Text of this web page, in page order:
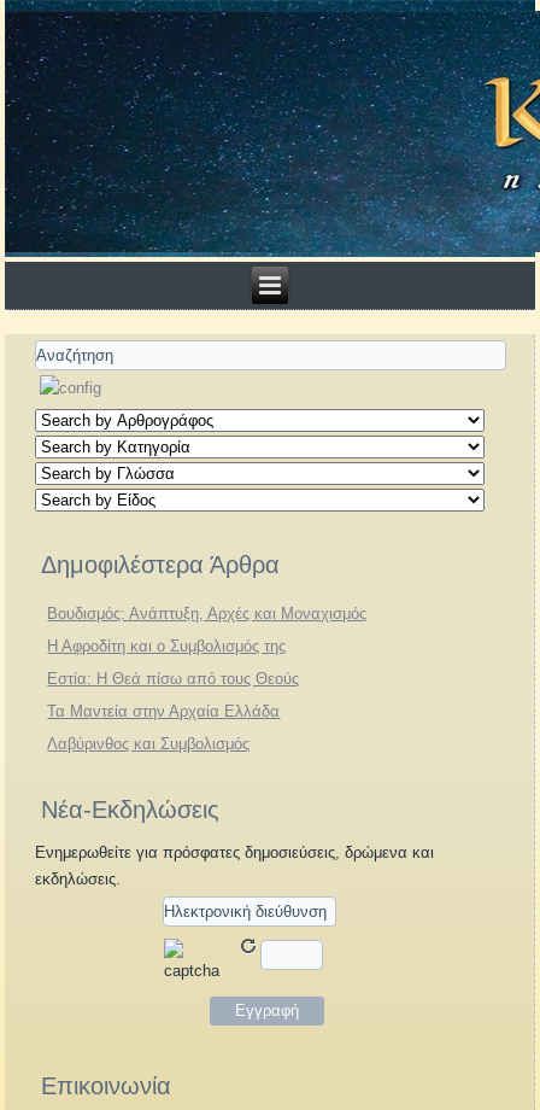
Δημοφιλέστερα Άρθρα
Βουδισμός: Ανάπτυξη, Αρχές και Μοναχισμός
Η Αφροδίτη και ο Συμβολισμός της
Εστία: Η Θεά πίσω από τους Θεούς
Τα Μαντεία στην Αρχαία Ελλάδα
Λαβύρινθος και Συμβολισμός
Νέα-Εκδηλώσεις
Ενημερωθείτε για πρόσφατες δημοσιεύσεις, δρώμενα και
εκδηλώσεις.
Επικοινωνία